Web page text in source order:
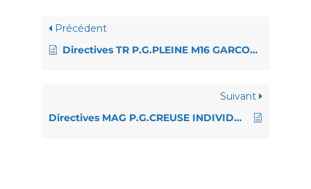
Précédent
Directives TR P.G.PLEINE M16 GARCONS COUPE
Suivant
Directives MAG P.G.CREUSE INDIVIDUEL M14 GARCONS CHAMPIONNAT